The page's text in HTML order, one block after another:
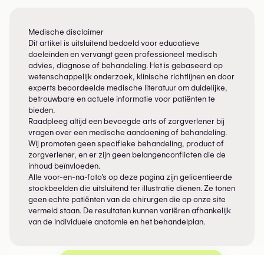
Medische disclaimer
Dit artikel is uitsluitend bedoeld voor educatieve
doeleinden en vervangt geen professioneel medisch
advies, diagnose of behandeling. Het is gebaseerd op
wetenschappelijk onderzoek, klinische richtlijnen en door
experts beoordeelde medische literatuur om duidelijke,
betrouwbare en actuele informatie voor patiënten te
bieden.
Raadpleeg altijd een bevoegde arts of zorgverlener bij
vragen over een medische aandoening of behandeling.
Wij promoten geen specifieke behandeling, product of
zorgverlener, en er zijn geen belangenconflicten die de
inhoud beïnvloeden.
Alle voor-en-na-foto’s op deze pagina zijn gelicentieerde
stockbeelden die uitsluitend ter illustratie dienen. Ze tonen
geen echte patiënten van de chirurgen die op onze site
vermeld staan. De resultaten kunnen variëren afhankelijk
van de individuele anatomie en het behandelplan.